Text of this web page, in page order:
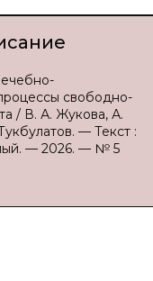
свободно-
/ В. А. Жукова, А.
— Текст :
— 2026. — № 5